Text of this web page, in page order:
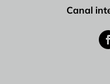
Canal